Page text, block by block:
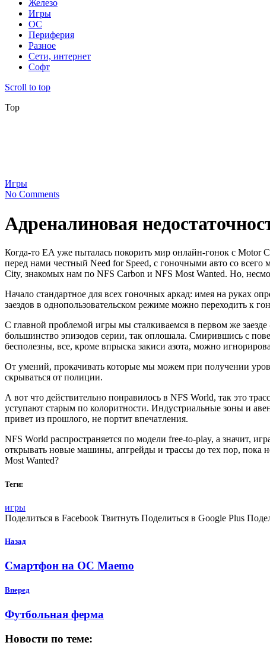
Железо
Игры
ОС
Периферия
Разное
Сети, интернет
Софт
Scroll to top
Top
Игры
No Comments
Адреналиновая
Когда-то EA уже пыталась поко­рить мир онлайн-гонок с Motor
перед нами честный Need for Speed, с гоноч­ными авто со
City, знакомых нам по NFS Carbon и NFS Most Wanted. Но,
Начало стандартное для всех гоноч­ных аркад: имея на руках
заездов в однопользовательском режиме можно переходить к
С главной проблемой игры мы стал­киваемся в первом же
большинство эпизодов серии, так опло­шала. Смирившись с
бесполезны, все, кроме впрыска закиси азота, можно
От умений, прокачивать которые мы можем при получении
скрываться от полиции.
А вот что действительно понравилось в NFS World, так это
усту­пают старым по колоритности. Индуст­риальные зоны и
привет из прошлого, не портит впечатления.
NFS World распространяется по мо­дели free-to-play, а значит,
открывать новые машины, апгрейды и трассы до тех пор, пока
Most Wanted?
Теги:
игры
Поделиться в Facebook Твитнуть Поделиться в Google Plus
Назад
Смартфон на ОС Maemo
Вперед
Футбольная ферма
Новости по теме: